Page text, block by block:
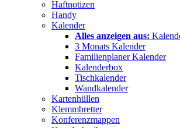
Haftnotizen
Handy
Kalender
Alles anzeigen aus:
3 Monats Kalender
Familienplaner Kalender
Kalenderbox
Tischkalender
Wandkalender
Kartenhüllen
Klemmbretter
Konferenzmappen